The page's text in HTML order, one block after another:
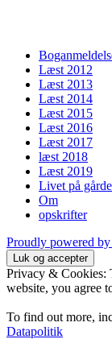
Læst 2012
Læst 2013
Læst 2014
Læst 2015
Læst 2016
Læst 2017
læst 2018
Læst 2019
Livet på
Om
opskrifter
Proudly powered by
Privacy & Cookies:
website, you agree
To find out more,
Datapolitik